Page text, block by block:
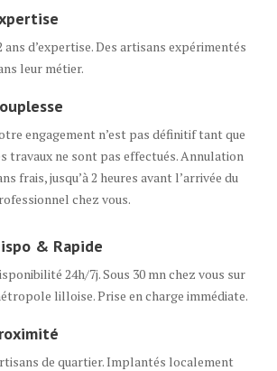
ans d’expertise. Des artisans expérimentés
leur métier.
engagement n’est pas définitif tant que
travaux ne sont pas effectués. Annulation
frais, jusqu’à 2 heures avant l’arrivée du
chez vous.
& Rapide
24h/7j. Sous 30 mn chez vous sur
lilloise. Prise en charge immédiate.
de quartier. Implantés localement